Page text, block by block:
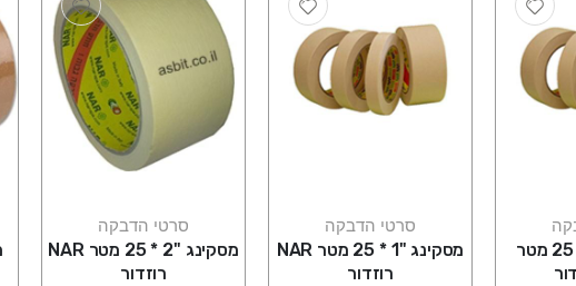
מסקינג "1.5 * 25 מטר
סרטי הדבקה
מסקינג "1 * 25 מטר NAR
רוזדור
סרטי הדבקה
מסקינג "2 * 25 מטר NAR
רוזדור